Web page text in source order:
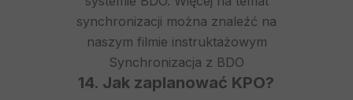
synchronizacji można znaleźć na
naszym filmie instruktażowym
Synchronizacja z BDO
14. Jak zaplanować KPO?